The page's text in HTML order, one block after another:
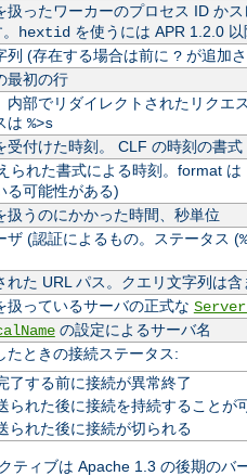
扱ったワーカーのプロセス ID か
hextidを使うには APR 1.2.0 以
列 (存在する場合は前に ?が追加
最初の行
内部でリダイレクトされたリク
は %>s
受付けた時刻。 CLF の時刻の書
られた書式による時刻。format は
る可能性がある)
扱うのにかかった時間、秒単位
ザ (認証によるもの。ステータス (
れた URL パス。クエリ文字列は含
扱っているサーバの正式な
の設定によるサーバ名
たときの接続ステータス:
了する前に接続が異常終了
られた後に接続を持続することが
られた後に接続が切られる
ティブは Apache 1.3 の後期のバ